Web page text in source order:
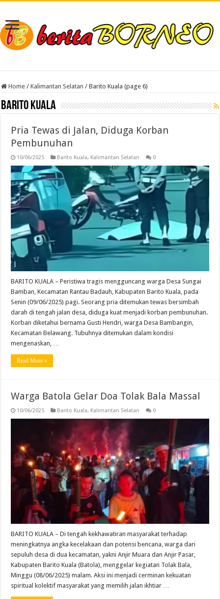
Home / Kalimantan Selatan / Barito Kuala (page 6)
Barito Kuala
Pria Tewas di Jalan, Diduga Korban
Pembunuhan
10/06/2025 Barito Kuala, Kalimantan Selatan 0
BARITO KUALA – Peristiwa tragis mengguncang warga Desa Sungai
Bamban, Kecamatan Rantau Badauh, Kabupaten Barito Kuala, pada
Senin (09/06/2025) pagi. Seorang pria ditemukan tewas bersimbah
darah di tengah jalan desa, diduga kuat menjadi korban pembunuhan.
Korban diketahui bernama Gusti Hendri, warga Desa Bambangin,
Kecamatan Belawang. Tubuhnya ditemukan dalam kondisi
mengenaskan, …
Read More »
Warga Batola Gelar Doa Tolak Bala Massal
10/06/2025 Barito Kuala, Kalimantan Selatan 0
BARITO KUALA – Di tengah kekhawatiran masyarakat terhadap
meningkatnya angka kecelakaan dan potensi bencana, warga dari
sepuluh desa di dua kecamatan, yakni Anjir Muara dan Anjir Pasar,
Kabupaten Barito Kuala (Batola), menggelar kegiatan Tolak Bala,
Minggu (08/06/2025) malam. Aksi ini menjadi cerminan kekuatan
spiritual kolektif masyarakat yang memilih jalan ikhtiar …